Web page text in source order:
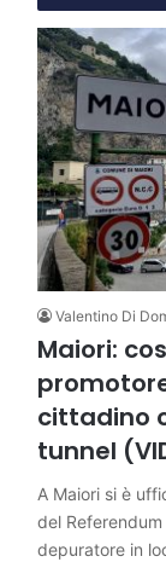
Valentino Di
Maiori:
cittadino
tunnel
A Maiori si è
del
depuratore in